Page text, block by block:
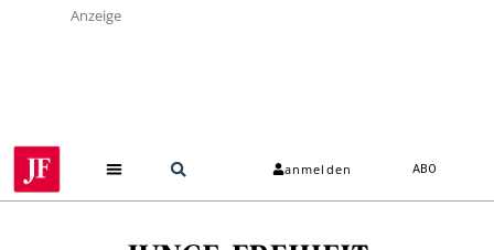
Anzeige
anmelden ABO